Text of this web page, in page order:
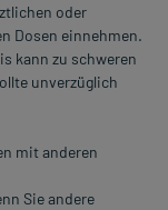
oder
Dosen einnehmen.
kann zu schweren
unverzüglich
mit anderen
Sie andere